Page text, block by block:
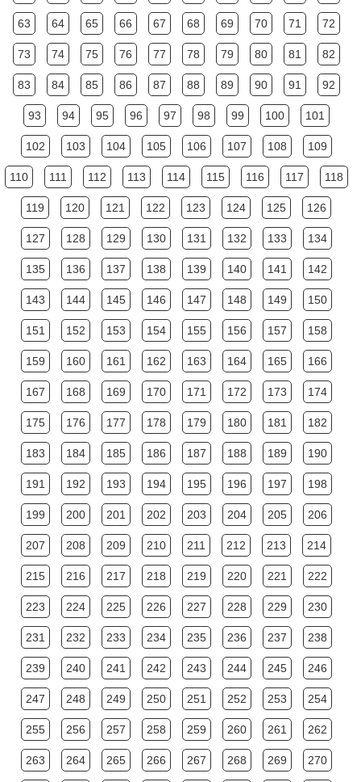
63 64 65 66 67 68 69 70 71 72
73 74 75 76 77 78 79 80 81 82
83 84 85 86 87 88 89 90 91 92
93 94 95 96 97 98 99 100 101
102 103 104 105 106 107 108 109
110 111 112 113 114 115 116 117 118
119 120 121 122 123 124 125 126
127 128 129 130 131 132 133 134
135 136 137 138 139 140 141 142
143 144 145 146 147 148 149 150
151 152 153 154 155 156 157 158
159 160 161 162 163 164 165 166
167 168 169 170 171 172 173 174
175 176 177 178 179 180 181 182
183 184 185 186 187 188 189 190
191 192 193 194 195 196 197 198
199 200 201 202 203 204 205 206
207 208 209 210 211 212 213 214
215 216 217 218 219 220 221 222
223 224 225 226 227 228 229 230
231 232 233 234 235 236 237 238
239 240 241 242 243 244 245 246
247 248 249 250 251 252 253 254
255 256 257 258 259 260 261 262
263 264 265 266 267 268 269 270